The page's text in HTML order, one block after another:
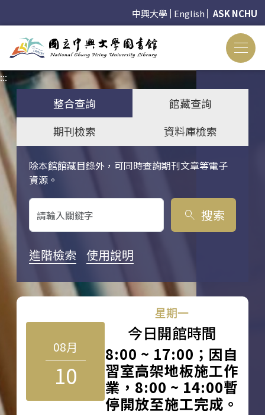
中興大學 English ASK NCHU
:::
整合查詢
館藏查詢
期刊檢索
資料庫檢索
除本館館藏目錄外，可同時查詢期刊文章等電子
資源。
關鍵字搜尋
search 搜索
進階檢索 使用說明
08月
10
星期一
今日開館時間
8:00 ~ 17:00；因自
習室高架地板施工作
業，8:00 ~ 14:00暫
停開放至施工完成。